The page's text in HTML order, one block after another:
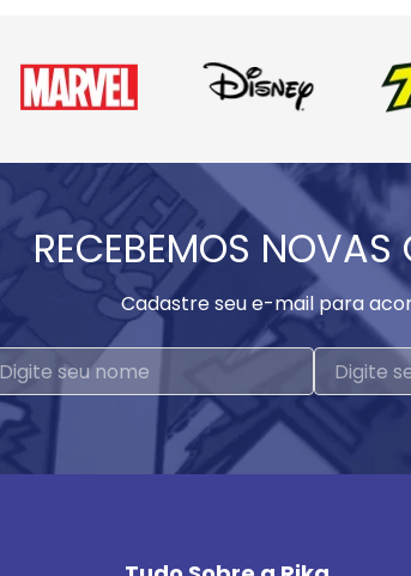
RECEBEMOS NOVAS
Cadastre seu e-mail para